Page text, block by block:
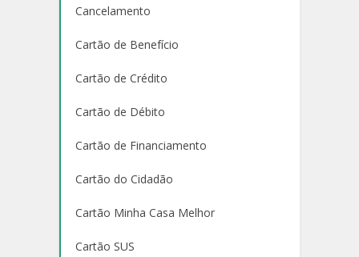
Cancelamento
Cartão de Benefício
Cartão de Crédito
Cartão de Débito
Cartão de Financiamento
Cartão do Cidadão
Cartão Minha Casa Melhor
Cartão SUS